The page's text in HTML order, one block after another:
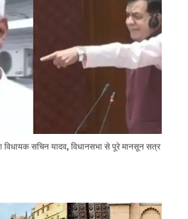
सचिन यादव, विधानसभा से पूरे मानसून सत्र